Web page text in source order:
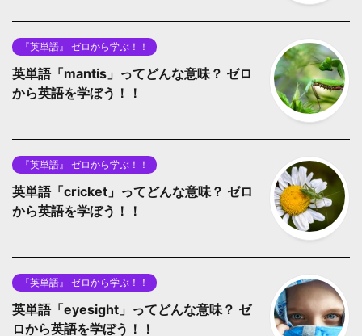
『英単語』 ゼロから学ぶ！！
英単語「mantis」ってどんな意味？ ゼロ
から英語を学ぼう！！
『英単語』 ゼロから学ぶ！！
英単語「cricket」ってどんな意味？ ゼロ
から英語を学ぼう！！
『英単語』 ゼロから学ぶ！！
英単語「eyesight」ってどんな意味？ ゼ
ロから英語を学ぼう！！